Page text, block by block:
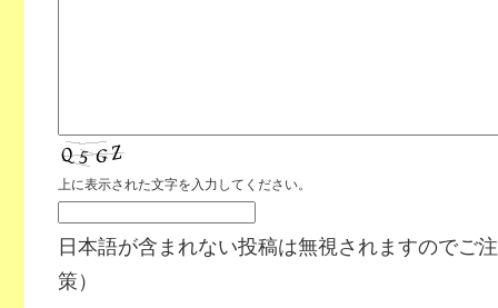
上に表示された文字を入力してください。
日本語が含まれない投稿は無視されますのでご
策）